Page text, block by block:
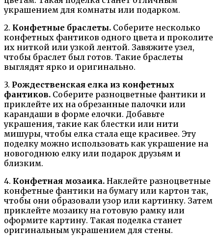
украшением для комнаты или подарком.
2. Конфетные браслеты. Соберите несколько
конфетных фантиков одного цвета и проколите
их ниткой или узкой лентой. Завяжите узел,
чтобы браслет был готов. Такие браслеты
выглядят ярко и оригинально.
3. Рождественская елка из конфетных
фантиков. Соберите разноцветные фантики и
приклейте их на обрезанные палочки или
карандаши в форме елочки. Добавьте
украшения, такие как блестки или нити
мишуры, чтобы елка стала еще красивее. Эту
поделку можно использовать как украшение на
новогоднюю елку или подарок друзьям и
близким.
4. Конфетная мозаика. Наклейте разноцветные
конфетные фантики на бумагу или картон так,
чтобы они образовали узор или картинку. Затем
приклейте мозаику на готовую рамку или
оформите картину. Такая поделка станет
оригинальным украшением для стены.